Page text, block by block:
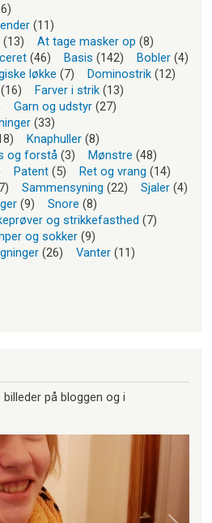
(11)
(13) At tage masker op (8)
(46) Basis (142) Bobler (4)
løkke (7) Dominostrik (12)
(16) Farver i strik (13)
Garn og udstyr (27)
(33)
Knaphuller (8)
og forstå (3) Mønstre (48)
Patent (5) Ret og vrang (14)
Sammensyning (22) Sjaler (4)
(9) Snore (8)
og strikkefasthed (7)
og sokker (9)
(26) Vanter (11)
på bloggen og i